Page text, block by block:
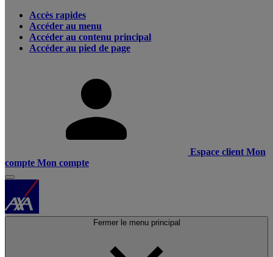
Accès rapides
Accéder au menu
Accéder au contenu principal
Accéder au pied de page
Espace client Mon
compte Mon compte
Fermer le menu principal